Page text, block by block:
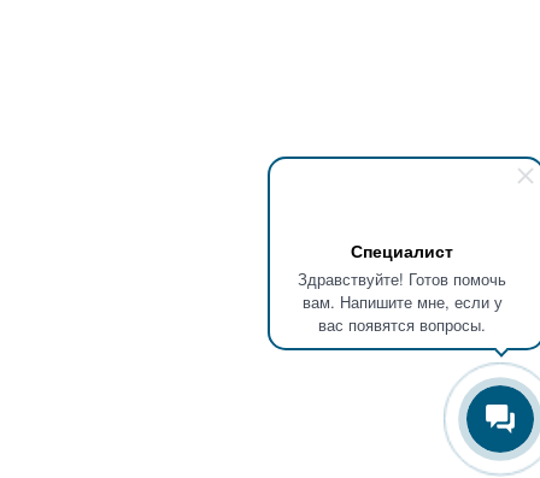
Специалист
Здравствуйте! Готов помочь
вам. Напишите мне, если у
вас появятся вопросы.